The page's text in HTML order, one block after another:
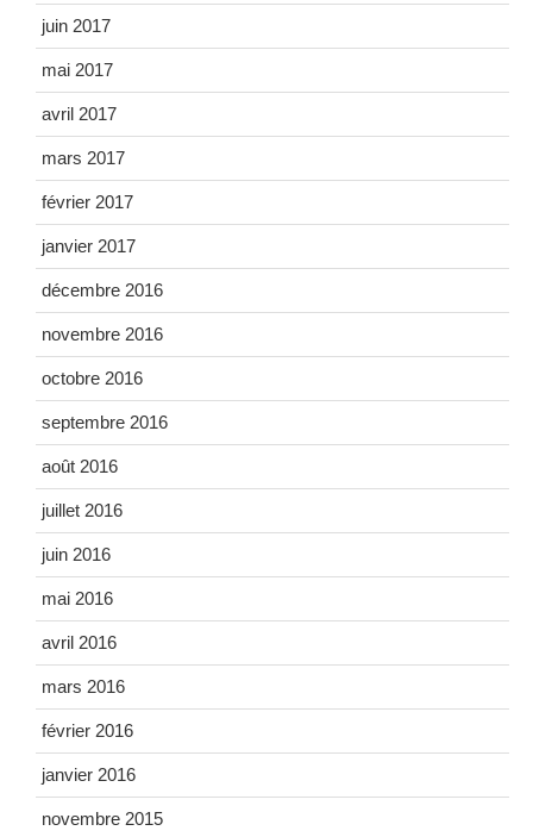
juin 2017
mai 2017
avril 2017
mars 2017
février 2017
janvier 2017
décembre 2016
novembre 2016
octobre 2016
septembre 2016
août 2016
juillet 2016
juin 2016
mai 2016
avril 2016
mars 2016
février 2016
janvier 2016
novembre 2015